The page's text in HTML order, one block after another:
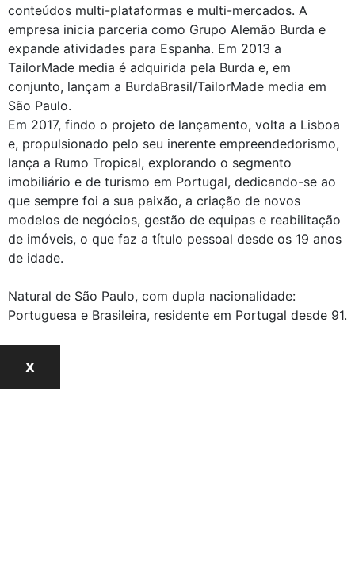
conteúdos multi-plataformas e multi-mercados. A
empresa inicia parceria como Grupo Alemão Burda e
expande atividades para Espanha. Em 2013 a
TailorMade media é adquirida pela Burda e, em
conjunto, lançam a BurdaBrasil/TailorMade media em
São Paulo.
Em 2017, findo o projeto de lançamento, volta a Lisboa
e, propulsionado pelo seu inerente empreendedorismo,
lança a Rumo Tropical, explorando o segmento
imobiliário e de turismo em Portugal, dedicando-se ao
que sempre foi a sua paixão, a criação de novos
modelos de negócios, gestão de equipas e reabilitação
de imóveis, o que faz a título pessoal desde os 19 anos
de idade.
Natural de São Paulo, com dupla nacionalidade:
Portuguesa e Brasileira, residente em Portugal desde 91.
X